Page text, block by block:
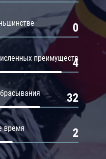
0
преимуществ
4
32
время 2